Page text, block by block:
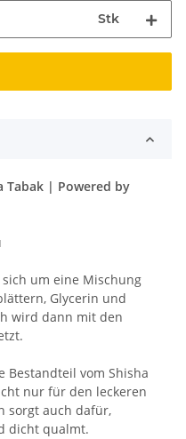
Stk
Tabak | Powered by
um eine Mischung
Glycerin und
wird dann mit den
Bestandteil vom Shisha
nur für den leckeren
sorgt auch dafür,
dicht qualmt.